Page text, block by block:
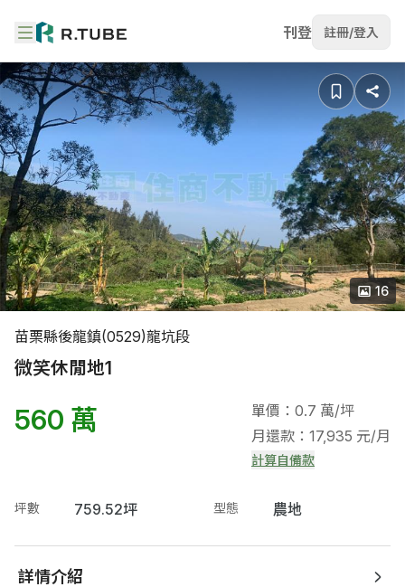
刊登 註冊/登入
苗栗縣後龍鎮(0529)龍坑段
微笑休閒地1
16
560 萬
單價：0.7 萬/坪
月還款：17,935 元/月
計算自備款
坪數 759.52坪 型態 農地
詳情介紹